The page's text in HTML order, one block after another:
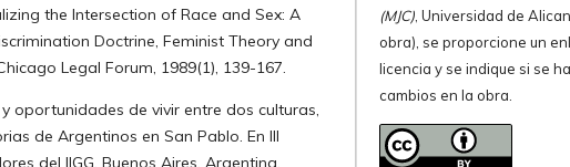
the Intersection of Race and Sex: A
Doctrine, Feminist Theory and
Legal Forum, 1989(1), 139-167.
oportunidades de vivir entre dos culturas,
de Argentinos en San Pablo. En III
(MJC), Universidad de
obra), se proporcione un
licencia y se indique si se
cambios en la obra.